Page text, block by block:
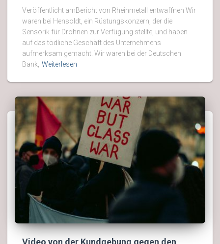
Veröffentlicht amBericht von Rheinmetall entwaffnen Wir
waren bei Hensoldt, ein Rüstungskonzern, der die
Sensorik für Drohnen zur Verfügung stellte, und haben
auf das tödliche Geschäft des Unternehmens
aufmerksam gemacht. Wir waren bei der Deutschen
Bank, Weiterlesen
Video von der Kundgebung gegen den